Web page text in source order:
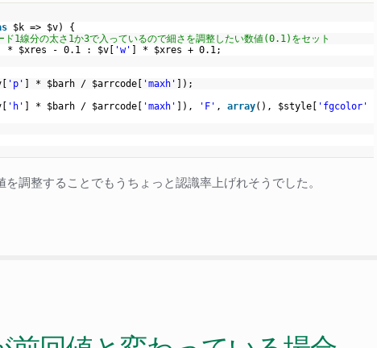
$k => $v) {
分の太さ1か3で入っているので細さを調整したい数値(0.1)をセット
] * $xres - 0.1 : $v 'w' ] * $xres + 0.1;
'p' ] * $barh / $arrcode 'maxh'
]);
'h' ] * $barh / $arrcode 'maxh' ]), 'F' ,array(), $style
'fgcolor'
調整することでもうちょっと認識率上げれそうでした。